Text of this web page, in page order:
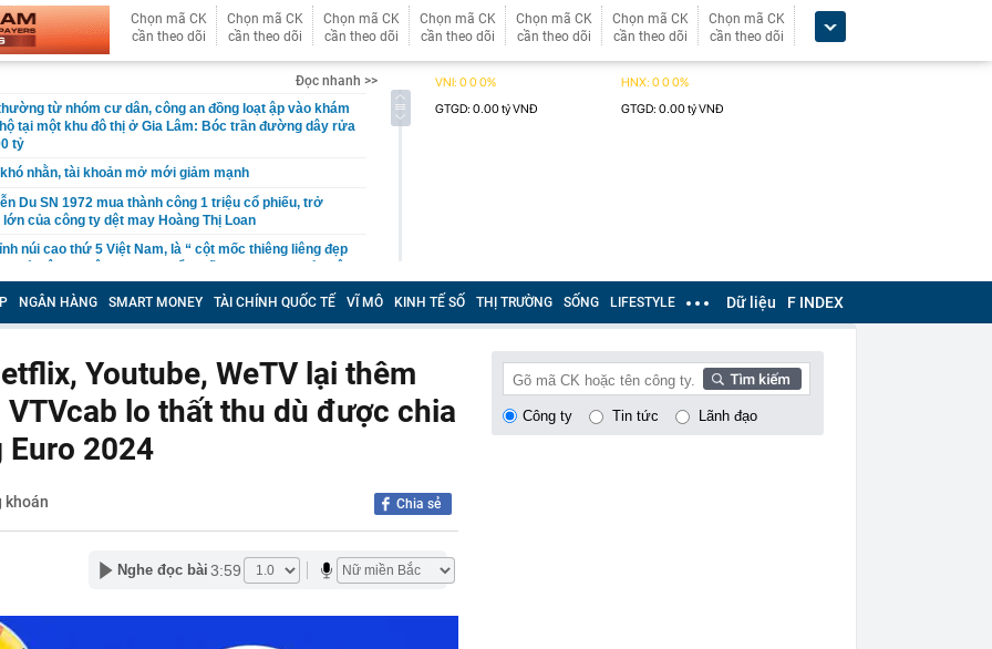
Chọn mã CK
cần theo dõi
Chọn mã CK
cần theo dõi
Chọn mã CK
cần theo dõi
Chọn mã CK
cần theo dõi
Chọn mã CK
cần theo dõi
Chọn mã CK
cần theo dõi
Chọn mã CK
cần theo dõi
Đọc nhanh >>
từ nhóm cư dân, công an đồng loạt ập vào khám
tại một khu đô thị ở Gia Lâm: Bóc trần đường dây rửa
tỷ
nhằn, tài khoản mở mới giảm mạnh
Du SN 1972 mua thành công 1 triệu cổ phiếu, trở
của công ty dệt may Hoàng Thị Loan
núi cao thứ 5 Việt Nam, là “ cột mốc thiêng liêng đẹp
hệ thống y khoa tư nhân sở hữu 14 bệnh viện, 2.900
được vinh danh "Hệ thống Y khoa tốt nhất Việt Nam
bị HoSE cắt margin trong tháng 8
Việt thu hơn 1 tỷ USD ở nước ngoài trong nửa đầu
tăng hơn 120%
dự phóng VN-Index có thể chạm mốc 1.885 điểm
lượng tiền hơn 62.000 tỷ đồng, lớn hơn cả Vinhomes,
biết ngôi nhà có phong thuỷ không thuận lợi
NGÂN HÀNG SMART MONEY TÀI CHÍNH QUỐC TẾ VĨ MÔ KINH TẾ SỐ THỊ TRƯỜNG SỐNG LIFESTYLE Dữ liệu F INDEX
Youtube, WeTV lại thêm
VTVcab lo thất thu dù được chia
Euro 2024
khoán Chia sẻ
Nghe đọc bài 3:59
Công ty Tin tức Lãnh đạo